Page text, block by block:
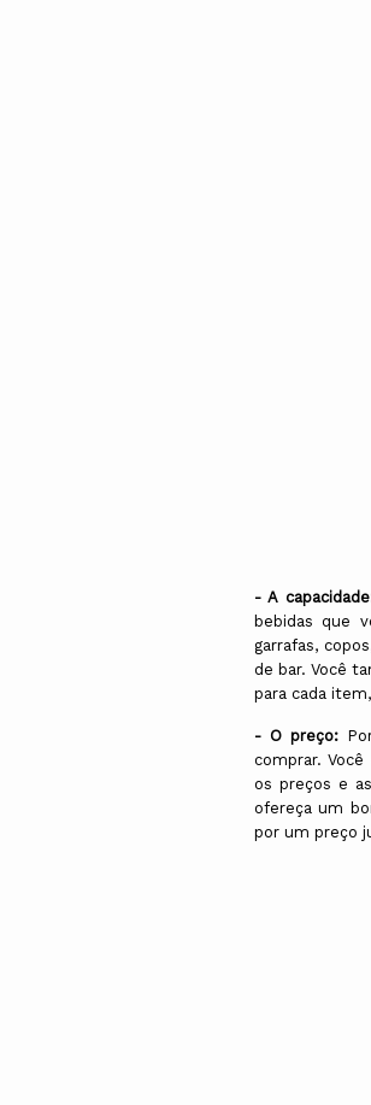
- A
bebidas que
garrafas,
de bar. Você
para cada
- O preço:
comprar.
os preços e
ofereça um
por um preço